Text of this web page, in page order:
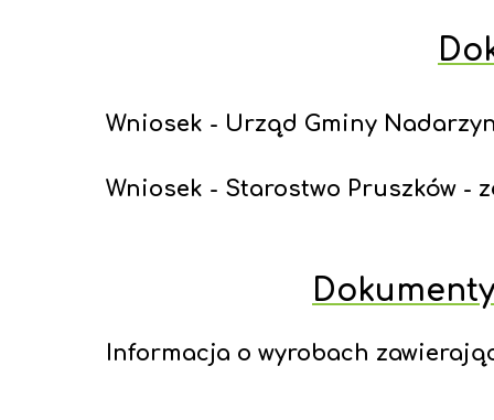
Wniosek - Starostwo Pruszków -
Informacja o wyrobach
Wniosek - Urząd Gminy